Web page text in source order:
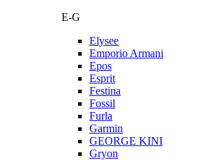
E-G
Elysee
Emporio Armani
Epos
Esprit
Festina
Fossil
Furla
Garmin
GEORGE KINI
Gryon